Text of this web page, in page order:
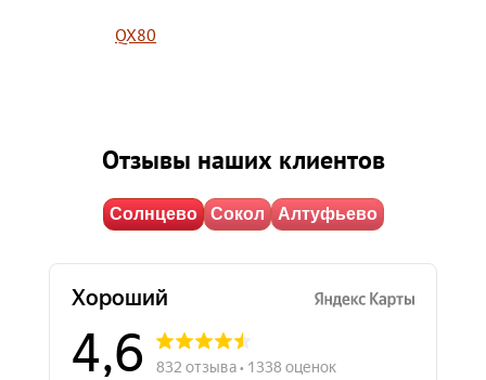
QX80
Отзывы наших клиентов
Солнцево Сокол Алтуфьево